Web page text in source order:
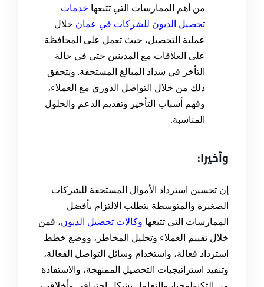
من أهم الممارسات التي تتبعها خدمات
تحصيل الديون للشركات في عمان خلال
عملية التحصيل، حيث تعمل على المحافظة
على العلاقات مع المدينين حتى في حالة
التأخر في سداد المبالغ المستحقة. ويتحقق
ذلك من خلال التواصل الدوري مع العملاء،
وفهم أسباب التأخير وتقديم الدعم والحلول
المناسبة.
وأخيرًا:
إن تحسين استرداد الأموال المستحقة للشركات
الصغيرة والمتوسطة يتطلب الالتزام بأفضل
الممارسات التي تتبعها وكالات تحصيل الديون، فمن
خلال تقييم العملاء وتحليل المخاطر، ووضع خطط
استرداد فعالة، واستخدام وسائل التواصل الفعالة،
وتنفيذ استراتيجيات التحصيل الممنهجة، والاستفادة